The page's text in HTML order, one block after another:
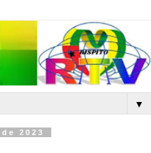
▼
2023